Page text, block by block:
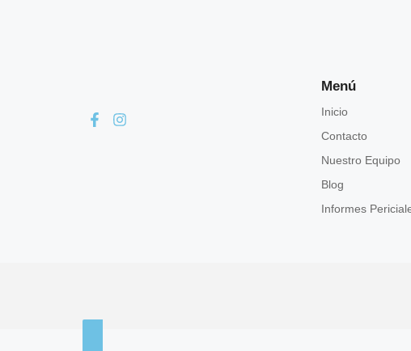
Menú
Inicio
Contacto
Nuestro Equipo
Blog
Informes